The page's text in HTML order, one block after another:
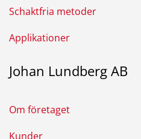
Schaktfria metoder
Applikationer
Johan Lundberg AB
Om företaget
Kunder